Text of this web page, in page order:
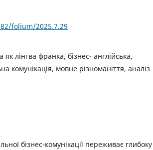
folium/2025.7.29
як лінгва франка, бізнес- англійська,
комунікація, мовне різноманіття, аналіз
бізнес-комунікації переживає глибоку